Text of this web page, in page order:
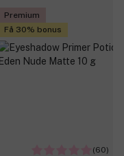
Premium
Få 30% bonus
(60)